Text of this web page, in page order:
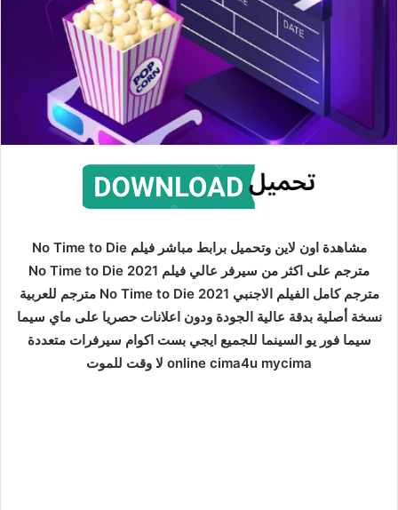
مشاهدة اون لاين وتحميل برابط مباشر فيلم No Time to Die
مترجم على اكثر من سيرفر عالي فيلم No Time to Die 2021
مترجم كامل الفيلم الاجنبي No Time to Die 2021 مترجم للعربية
نسخة أصلية بدقة عالية الجودة ودون اعلانات حصريا على ماي سيما
سيما فور يو السينما للجميع ايجي بست اكوام سيرفرات متعددة
online cima4u mycima لا وقت للموت